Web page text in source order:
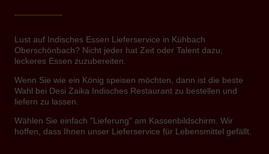
Lust auf Indisches Essen Lieferservice in Kühbach
Oberschönbach? Nicht jeder hat Zeit oder Talent dazu,
leckeres Essen zuzubereiten.
Wenn Sie wie ein König speisen möchten, dann ist die beste
Wahl bei Desi Zaika Indisches Restaurant zu bestellen und
liefern zu lassen.
Wählen Sie einfach "Lieferung" am Kassenbildschirm. Wir
hoffen, dass Ihnen unser Lieferservice für Lebensmittel gefällt.